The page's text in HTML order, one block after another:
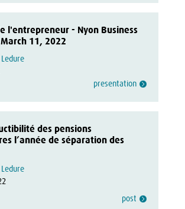
l'entrepreneur - Nyon Business
11, 2022
presentation
des pensions
l’année de séparation des
post